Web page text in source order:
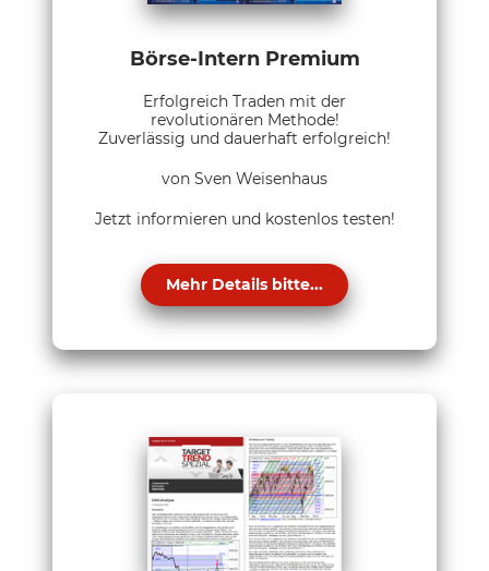
Börse-Intern Premium
Erfolgreich Traden mit der
revolutionären Methode!
Zuverlässig und dauerhaft erfolgreich!
von Sven Weisenhaus
Jetzt informieren und kostenlos testen!
Mehr Details bitte...